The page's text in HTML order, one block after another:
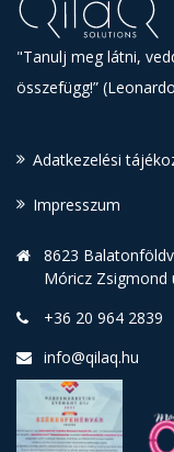
"Tanulj meg látni,
összefügg!”
Adatkezelési
Impresszum
8623
Móricz Zsigmond
+36 20 964 2839
info@qilaq.hu